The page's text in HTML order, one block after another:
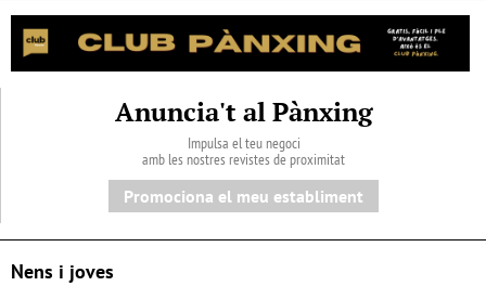
Anuncia't al Pànxing
Impulsa el teu negoci
amb les nostres revistes de proximitat
Promociona el meu establiment
Nens i joves